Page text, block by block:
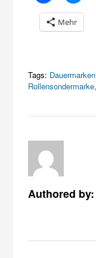
Mehr
Tags: Dauermarken
Rollensondermarke
Authored